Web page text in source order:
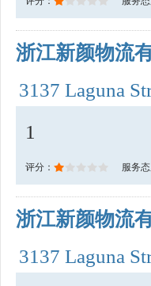
浙江新颜物流
3137 Laguna
1
评分： 服务态
浙江新颜物流
3137 Laguna